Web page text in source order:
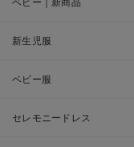
新生児服
ベビー服
セレモニードレス